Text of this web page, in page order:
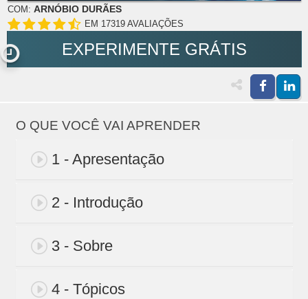
COM: ARNÓBIO DURÃES
EM 17319 AVALIAÇÕES
EXPERIMENTE GRÁTIS
O QUE VOCÊ VAI APRENDER
1 - Apresentação
2 - Introdução
3 - Sobre
4 - Tópicos